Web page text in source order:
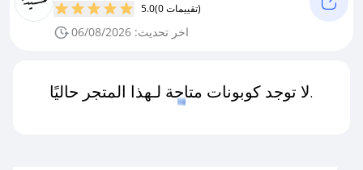
5.0 (0 تقييمات)
اخر تحديث: 06/08/2026
لا توجد كوبونات متاحة لـهذا المتجر حاليًا.